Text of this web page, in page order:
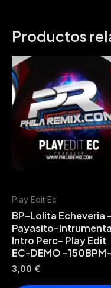
Productos
Play Edit Ec
BP-Lolita Echeveria -
Payasito-
Intro Perc- Play Edit
EC-DEMO -150BPM-
3,00 €